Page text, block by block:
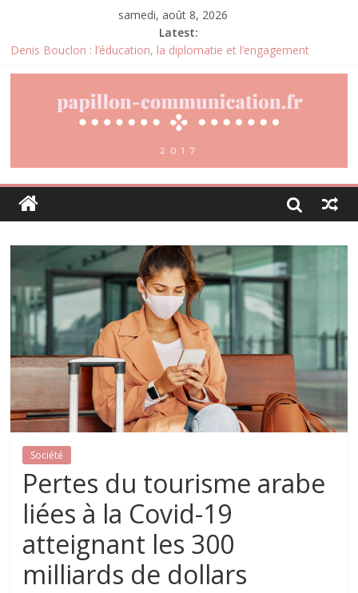
samedi, août 8, 2026
Latest:
Denis Bouclon : l’éducation, la diplomatie et l’engagement
marchés africains
Pourquoi la gestion locative devient un levier stratégique pour
Daniel Moquet : quand les avis clients deviennent un levier
d’amélioration continue ?
Agria : une assurance santé animale conçue pour répondre aux
besoins des propriétaires
Société
Pertes du tourisme arabe
liées à la Covid-19
atteignant les 300
milliards de dollars